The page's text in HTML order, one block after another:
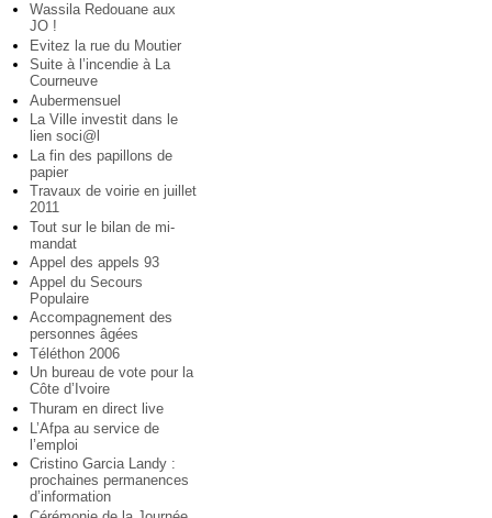
Wassila Redouane aux
JO !
Evitez la rue du Moutier
Suite à l’incendie à La
Courneuve
Aubermensuel
La Ville investit dans le
lien soci@l
La fin des papillons de
papier
Travaux de voirie en juillet
2011
Tout sur le bilan de mi-
mandat
Appel des appels 93
Appel du Secours
Populaire
Accompagnement des
personnes âgées
Téléthon 2006
Un bureau de vote pour la
Côte d’Ivoire
Thuram en direct live
L’Afpa au service de
l’emploi
Cristino Garcia Landy :
prochaines permanences
d’information